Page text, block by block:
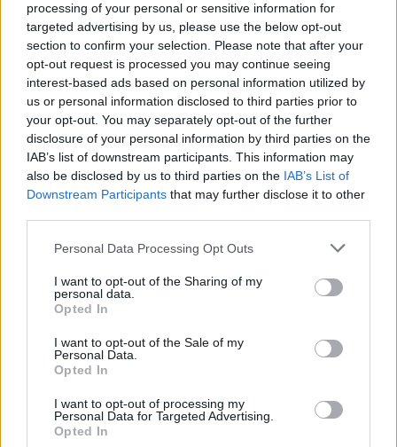
processing of your personal or sensitive information for
targeted advertising by us, please use the below opt-out
section to confirm your selection. Please note that after your
opt-out request is processed you may continue seeing
interest-based ads based on personal information utilized by
us or personal information disclosed to third parties prior to
your opt-out. You may separately opt-out of the further
disclosure of your personal information by third parties on the
IAB’s list of downstream participants. This information may
also be disclosed by us to third parties on the IAB’s List of
Downstream Participants that may further disclose it to other
Personal Data Processing Opt Outs
I want to opt-out of the Sharing of my
personal data.
Opted In
I want to opt-out of the Sale of my
Personal Data.
Opted In
I want to opt-out of processing my
Personal Data for Targeted Advertising.
Opted In
πραγματοποιούν, οΝομάρχης Καρδίτσας και ο Πρόεδρος του
Επιμελητηρίουσε επιχειρήσεις του νομού. Πρόσφατα επισκέφθηκαν άλλες
τρεις σημαντικές επιχειρήσεις που δραστηριοποιούνται στο νομό μας.
Πολιτικά 10 Απριλίου 2010, 14:05
Συνεδρίαση Δ.Σ. Δήμου Καλλιφωνίου
το Δημοτικό Συμβούλιο τουΔήμου Καλλιφωνίου
με θέματα ημερησίας
διάταξης τα παρακάτω: